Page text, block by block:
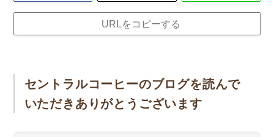
URLをコピーする
セントラルコーヒーのブログを読んで
いただきありがとうございます